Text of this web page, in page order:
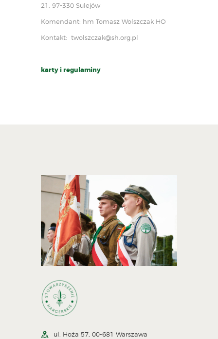
21, 97-330 Sulejów
Komendant: hm Tomasz Wolszczak HO
Kontakt: twolszczak@sh.org.pl
karty i regulaminy
ul. Hoża 57, 00-681 Warszawa